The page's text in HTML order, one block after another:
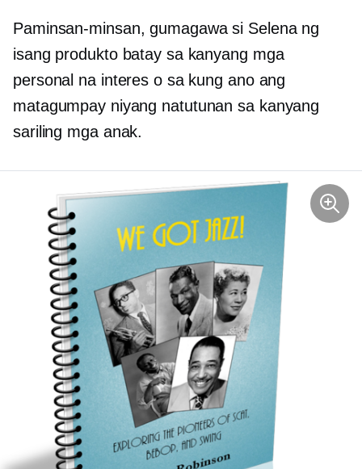
Paminsan-minsan, gumagawa si Selena ng
isang produkto batay sa kanyang mga
personal na interes o sa kung ano ang
matagumpay niyang natutunan sa kanyang
sariling mga anak.